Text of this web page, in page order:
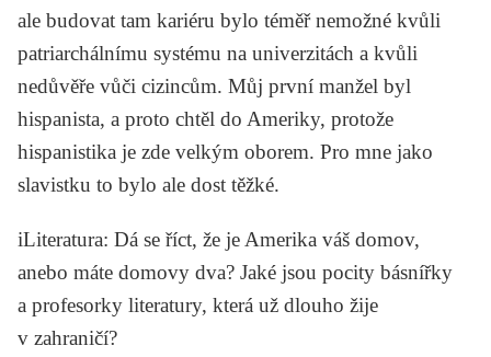
ale budovat tam kariéru bylo téměř nemožné kvůli
patriarchálnímu systému na univerzitách a kvůli
nedůvěře vůči cizincům. Můj první manžel byl
hispanista, a proto chtěl do Ameriky, protože
hispanistika je zde velkým oborem. Pro mne jako
slavistku to bylo ale dost těžké.
iLiteratura: Dá se říct, že je Amerika váš domov,
anebo máte domovy dva? Jaké jsou pocity básnířky
a profesorky literatury, která už dlouho žije
v zahraničí?